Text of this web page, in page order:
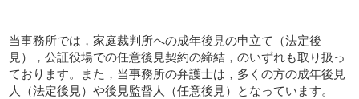
当事務所では，家庭裁判所への成年後見の申立て（法定後
見），公証役場での任意後見契約の締結，のいずれも取り扱っ
ております。また，当事務所の弁護士は，多くの方の成年後見
人（法定後見）や後見監督人（任意後見）となっています。